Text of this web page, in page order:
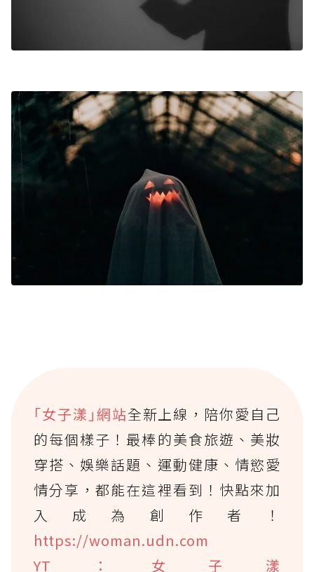
｢女子漾｣網站全新上線，陪你愛自己
的每個樣子！最棒的美食旅遊、美妝
穿搭、娛樂話題、運動健康、情慾愛
情分享，都能在這裡看到！快點來加
入成為創作者！
https://woman.udn.com
YT：女子漾